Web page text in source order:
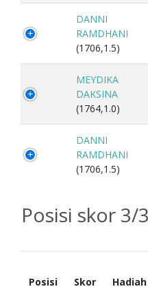
DANNI
RAMDHANI
(1706,1.5)
MEYDIKA
DAKSINA
(1764,1.0)
DANNI
RAMDHANI
(1706,1.5)
Posisi skor 3/
Posisi Skor Hadiah